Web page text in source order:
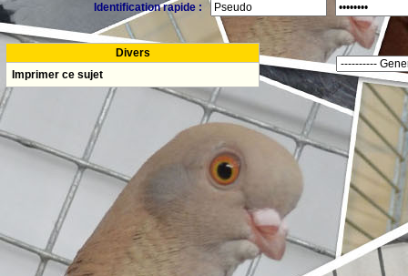
Identification rapide :
Divers
Imprimer ce sujet